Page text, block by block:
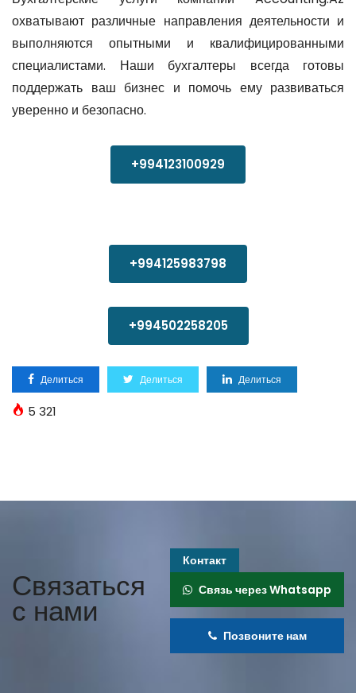
охватывают различные направления деятельности и
выполняются опытными и квалифицированными
специалистами. Наши бухгалтеры всегда готовы
поддержать ваш бизнес и помочь ему развиваться
уверенно и безопасно.
+994123100929
+994125983798
+994502258205
Делиться Делиться Делиться
5 321
Связаться
с нами
Контакт
Связь через Whatsapp
Позвоните нам